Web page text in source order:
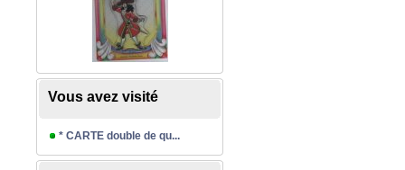
Vous avez visité
* CARTE double de qu...